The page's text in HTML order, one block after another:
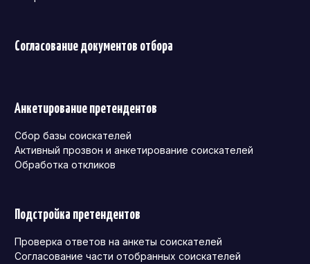
Согласование документов отбора
Анкетирование претендентов
Сбор базы соискателей
Активный прозвон и анкетирование соискателей
Обработка откликов
Подстройка претендентов
Проверка ответов на анкеты соискателей
Согласование части отобранных соискателей